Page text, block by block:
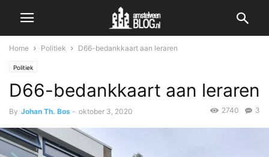
Home Politiek D66-bedankkaart aan leraren
Politiek
D66-bedankkaart aan leraren
By Johan Th. Bos - oktober 3, 2020 3
2740